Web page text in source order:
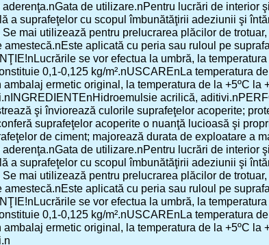
de utilizare.nPentru lucrări de interior
a suprafeţelor cu scopul îmbunătăţirii adeziunii şi
mai utilizează pentru prelucrarea plăcilor de
aplicată cu peria sau ruloul pe
se vor efectua la umbră, la
0,1-0,125 kg/m².nUSCAREnLa temperatura
ermetic original, la temperatura de la +5ºC la
acrilică,
şi înviorează culorile suprafeţelor acoperite;
suprafeţelor acoperite o nuanţă lucioasă şi
de ciment; majorează durata de exploatare a
de utilizare.nPentru lucrări de interior
a suprafeţelor cu scopul îmbunătăţirii adeziunii şi
mai utilizează pentru prelucrarea plăcilor de
aplicată cu peria sau ruloul pe
se vor efectua la umbră, la
0,1-0,125 kg/m².nUSCAREnLa temperatura
ermetic original, la temperatura de la +5ºC la